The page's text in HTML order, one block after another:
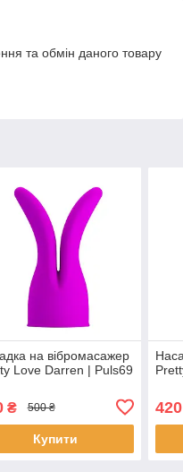
та обмін даного товару
на вібромасажер
Love Darren | Puls69
₴ 500 ₴
Купити
420